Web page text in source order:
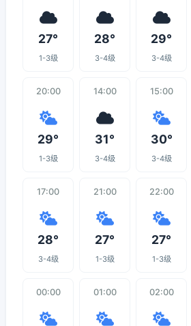
27°
1-3级
28°
3-4级
29°
3-4级
20:00
29°
1-3级
14:00
31°
3-4级
15:00
30°
3-4级
17:00
28°
3-4级
21:00
27°
1-3级
22:00
27°
1-3级
00:00 01:00 02:00